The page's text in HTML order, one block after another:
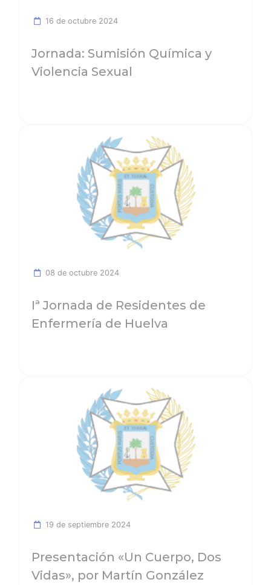
16 de octubre 2024
Jornada: Sumisión Química y
Violencia Sexual
08 de octubre 2024
Iª Jornada de Residentes de
Enfermería de Huelva
19 de septiembre 2024
Presentación «Un Cuerpo, Dos
Vidas», por Martín González